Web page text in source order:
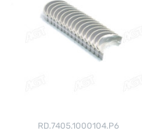
RD.7405.1000104.Р6